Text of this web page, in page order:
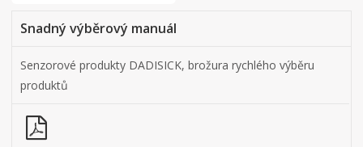
Snadný výběrový manuál
Senzorové produkty DADISICK, brožura rychlého výběru
produktů